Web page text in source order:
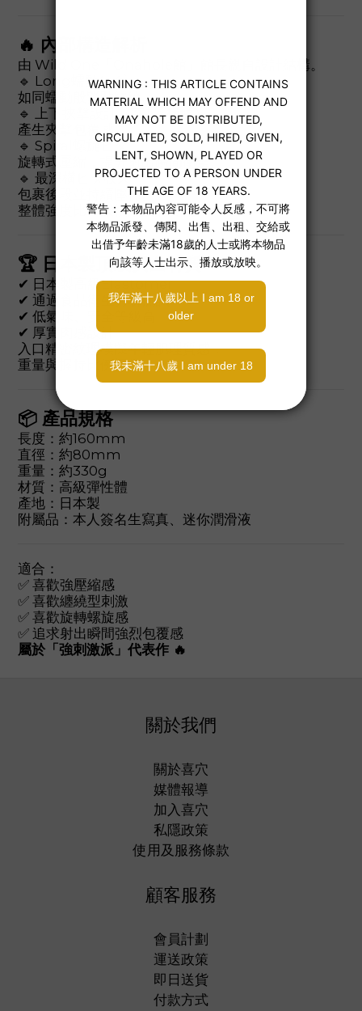
🔥 內部構造解析
由 Wild One「Onahole館」館長親自設計結構。
🔹 Long蠕動ヒダ
如同蠕動般緊貼纏繞。
🔹 上下挾擊設計（突起×橫紋）
產生夾擊包覆感。
🔹 Spiral螺旋ヒダ
旋轉式壓縮，提升射出瞬間衝擊。
🔹 最深橫ヒダ收束
包裹後段並持續壓榨。
整體強度比一般橫紋設計更高。
🏆 日本製頂級安全材質
✔ 日本製高級Elastomer
✔ 通過食品衛生分析測試
✔ 低氣味、安全等級高
✔ 厚實肉感設計
入口精密紋理模擬年輕肌理質感，
重量與握持比例極佳。
📦 產品規格
長度：約160mm
直徑：約80mm
重量：約330g
材質：高級彈性體
產地：日本製
附屬品：本人簽名生寫真、迷你潤滑液
適合：
✅ 喜歡強壓縮感
✅ 喜歡纏繞型刺激
✅ 喜歡旋轉螺旋感
✅ 追求射出瞬間強烈包覆感
屬於「強刺激派」代表作 🔥
關於我們
關於喜穴
媒體報導
加入喜穴
私隱政策
使用及服務條款
顧客服務
會員計劃
運送政策
即日送貨
付款方式